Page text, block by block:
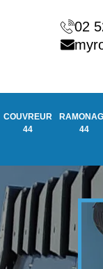
02
COUVREUR
44
44
44